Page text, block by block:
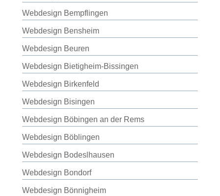
Webdesign Bempflingen
Webdesign Bensheim
Webdesign Beuren
Webdesign Bietigheim-Bissingen
Webdesign Birkenfeld
Webdesign Bisingen
Webdesign Böbingen an der Rems
Webdesign Böblingen
Webdesign Bodeslhausen
Webdesign Bondorf
Webdesign Bönnigheim